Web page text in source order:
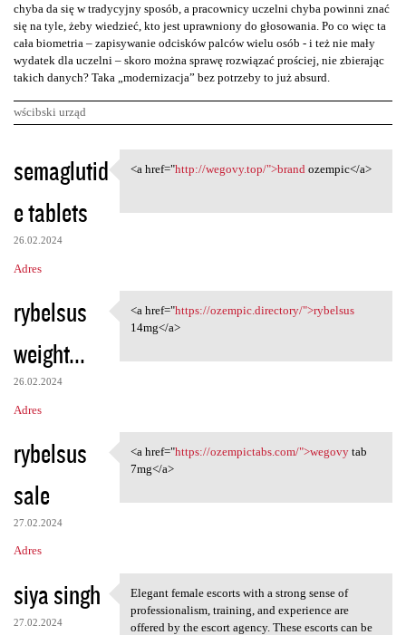
chyba da się w tradycyjny sposób, a pracownicy uczelni chyba powinni znać
się na tyle, żeby wiedzieć, kto jest uprawniony do głosowania. Po co więc ta
cała biometria – zapisywanie odcisków palców wielu osób - i też nie mały
wydatek dla uczelni – skoro można sprawę rozwiązać prościej, nie zbierając
takich danych? Taka „modernizacja” bez potrzeby to już absurd.
wścibski urząd
K
o
m
e
n
a
z
e
semaglutid
e tablets
26.02.2024
Adres
<a href="http://wegovy.top/"
<a href="http://wegovy.top/">brandozempic</a>
rybelsus
weight...
26.02.2024
Adres
<a href="https://ozempic
<a href="https://ozempic.directory/">rybelsus
14mg</a>
rybelsus
sale
27.02.2024
Adres
<a href="https://ozempictabs
<a href="https://ozempictabs.com/">wegovytab
7mg</a>
siya singh
27.02.2024
Elegant female escorts with a
Elegant female escorts with a strong sense of
professionalism, training, and experience are
offered by the escort agency. These escorts can be